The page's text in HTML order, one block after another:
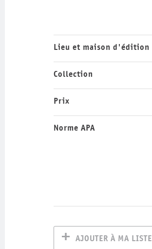
Lieu et maison d'édition
Collection
Prix
Norme APA
AJOUTER À MA LISTE